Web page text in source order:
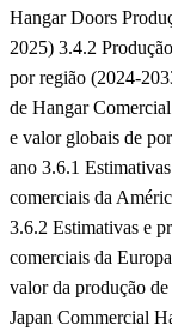
Hangar Doors
2025) 3.4.2
por região (2024-
de Hangar
e valor globais de
ano 3.6.1
comerciais da
3.6.2 Estimativas e
comerciais da
valor da produção
Japan Commercial